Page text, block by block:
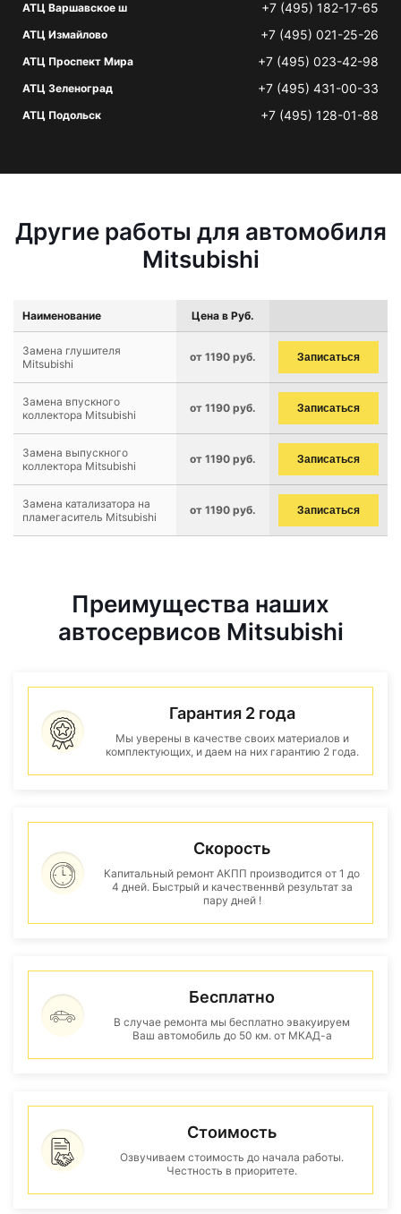
АТЦ Варшавское ш +7 (495) 182-17-65
АТЦ Измайлово +7 (495) 021-25-26
АТЦ Проспект Мира +7 (495) 023-42-98
АТЦ Зеленоград +7 (495) 431-00-33
АТЦ Подольск +7 (495) 128-01-88
Другие работы для автомобиля
Mitsubishi
Наименование Цена в Руб.
Замена глушителя
Mitsubishi
от 1190 руб. Записаться
Замена впускного
коллектора Mitsubishi
от 1190 руб. Записаться
Замена выпускного
коллектора Mitsubishi
от 1190 руб. Записаться
Замена катализатора на
пламегаситель Mitsubishi
от 1190 руб. Записаться
Преимущества наших
автосервисов Mitsubishi
Гарантия 2 года
Мы уверены в качестве своих материалов и
комплектующих, и даем на них гарантию 2 года.
Скорость
Капитальный ремонт АКПП производится от 1 до
4 дней. Быстрый и качественнвй результат за
пару дней !
Бесплатно
В случае ремонта мы бесплатно эвакуируем
Ваш автомобиль до 50 км. от МКАД-а
Стоимость
Озвучиваем стоимость до начала работы.
Честность в приоритете.